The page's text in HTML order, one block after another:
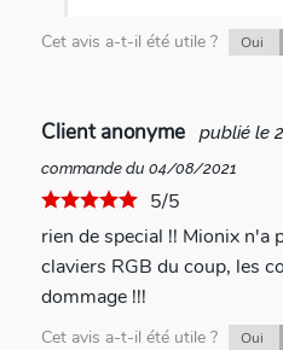
Cet avis a-t-il été utile ? Oui
Client anonyme publié le
commande du 04/08/2021
5/5
rien de special !! Mionix n'a
claviers RGB du coup, les
dommage !!!
Cet avis a-t-il été utile ? Oui